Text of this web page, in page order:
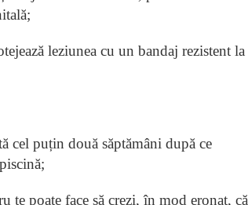
leziunea cu un bandaj rezistent la
cel puțin două săptămâni după ce
te poate face să crezi, în mod eronat, că